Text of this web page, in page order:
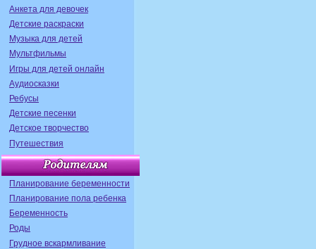
Анкета для девочек
Детские раскраски
Музыка для детей
Мультфильмы
Игры для детей онлайн
Аудиосказки
Ребусы
Детские песенки
Детское творчество
Путешествия
Планирование беременности
Планирование пола ребенка
Беременность
Роды
Грудное вскармливание